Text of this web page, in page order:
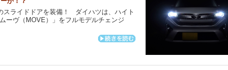
スライドドアを装備！ ダイハツは、ハイト
ーヴ（MOVE）」をフルモデルチェンジ